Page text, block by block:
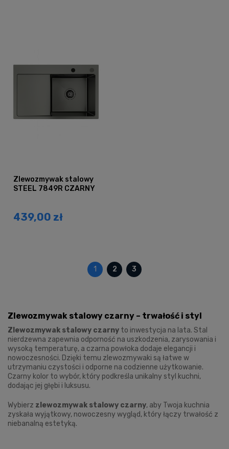
Zlewozmywak stalowy
STEEL 7849R CZARNY
439,00 zł
1 2 3
Zlewozmywak stalowy czarny – trwałość i styl
Zlewozmywak stalowy czarny to inwestycja na lata. Stal
nierdzewna zapewnia odporność na uszkodzenia, zarysowania i
wysoką temperaturę, a czarna powłoka dodaje elegancji i
nowoczesności. Dzięki temu zlewozmywaki są łatwe w
utrzymaniu czystości i odporne na codzienne użytkowanie.
Czarny kolor to wybór, który podkreśla unikalny styl kuchni,
dodając jej głębi i luksusu.
Wybierz zlewozmywak stalowy czarny, aby Twoja kuchnia
zyskała wyjątkowy, nowoczesny wygląd, który łączy trwałość z
niebanalną estetyką.